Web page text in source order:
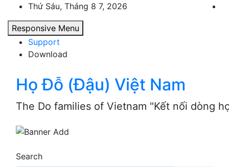
content
Thứ Sáu, Tháng 8 7, 2026
Responsive Menu
Support
Download
Họ Đỗ (Đậu) Việt Nam
The Do families of Vietnam "Kết nối dòng
Search